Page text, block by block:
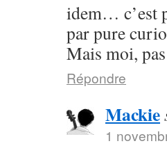
idem… c’est
par pure
Mais moi,
Répondre
Mackie
1